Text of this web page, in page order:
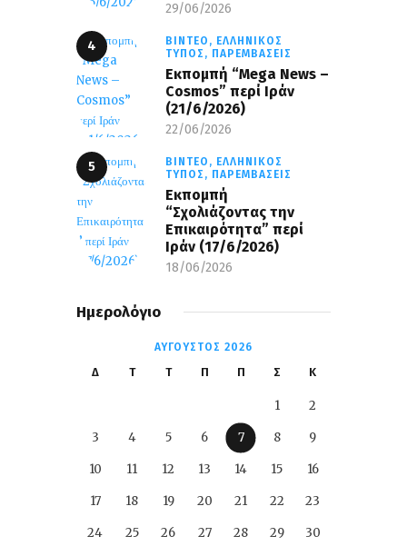
29/06/2026
ΒΊΝΤΕΟ, ΕΛΛΗΝΙΚΌΣ
ΤΎΠΟΣ, ΠΑΡΕΜΒΆΣΕΙΣ
Eκπομπή “Mega News –
Cosmos” περί Ιράν
(21/6/2026)
22/06/2026
ΒΊΝΤΕΟ, ΕΛΛΗΝΙΚΌΣ
ΤΎΠΟΣ, ΠΑΡΕΜΒΆΣΕΙΣ
Εκπομπή
“Σχολιάζοντας την
Επικαιρότητα” περί
Ιράν (17/6/2026)
18/06/2026
Ημερολόγιο
ΑΎΓΟΥΣΤΟΣ 2026
Δ Τ Τ Π Π Σ Κ
1 2
3 4 5 6 7 8 9
10 11 12 13 14 15 16
17 18 19 20 21 22 23
24 25 26 27 28 29 30